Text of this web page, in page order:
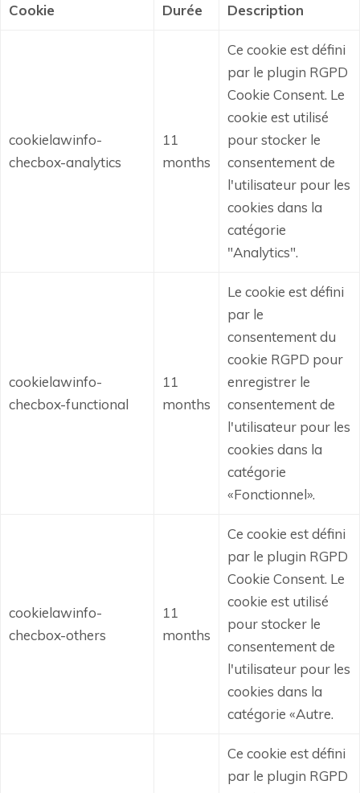
Cookie
Durée Description
cookielawinfo-
checbox-analytics
11
months
Ce cookie est défini
par le plugin RGPD
Cookie Consent. Le
cookie est utilisé
pour stocker le
consentement de
l'utilisateur pour les
cookies dans la
catégorie
"Analytics".
cookielawinfo-
checbox-functional
11
months
Le cookie est défini
par le
consentement du
cookie RGPD pour
enregistrer le
consentement de
l'utilisateur pour les
cookies dans la
catégorie
«Fonctionnel».
cookielawinfo-
checbox-others
11
months
Ce cookie est défini
par le plugin RGPD
Cookie Consent. Le
cookie est utilisé
pour stocker le
consentement de
l'utilisateur pour les
cookies dans la
catégorie «Autre.
Ce cookie est défini
par le plugin RGPD